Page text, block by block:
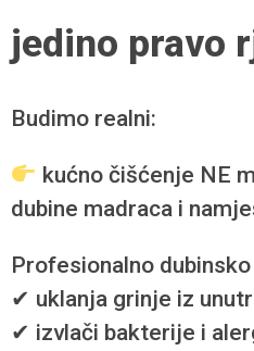
jedino pravo
Budimo realni:
kućno čišćenje NE
dubine madraca i
Profesionalno
✔ uklanja grinje iz
✔ izvlači bakterije i